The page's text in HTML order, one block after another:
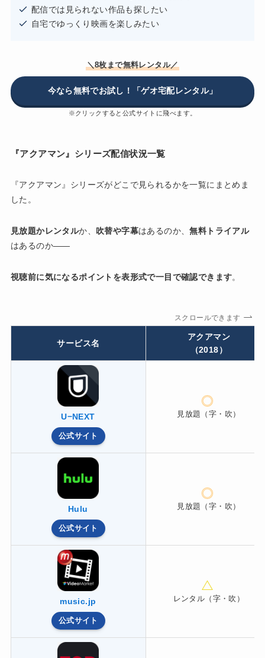
配信では見られない作品も探したい
自宅でゆっくり映画を楽しみたい
＼8枚まで無料レンタル／
今なら無料でお試し！「ゲオ宅配レンタル」
※クリックすると公式サイトに飛べます。
『アクアマン』シリーズ配信状況一覧
『アクアマン』シリーズがどこで見られるかを一覧にまとめま
した。
見放題かレンタルか、 吹替や字幕はあるのか、無料トライアル
はあるのか——
視聴前に気になるポイントを表形式で一目で確認できます。
スクロールできます
サービス名
アクアマン
（2018）
U−NEXT
公式サイト
見放題（字・吹）
Hulu
公式サイト
見放題（字・吹）
music.jp
公式サイト
レンタル（字・吹）